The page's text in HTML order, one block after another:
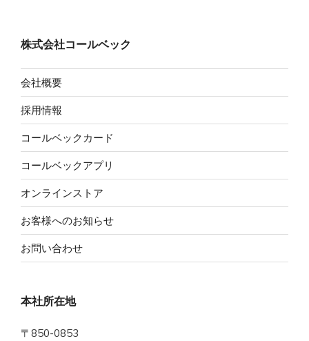
株式会社コールベック
会社概要
採用情報
コールベックカード
コールベックアプリ
オンラインストア
お客様へのお知らせ
お問い合わせ
本社所在地
〒850-0853